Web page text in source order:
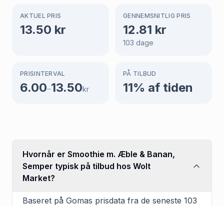
AKTUEL PRIS
13.50 kr
GENNEMSNITLIG PRIS
12.81 kr
103 dage
PRISINTERVAL
6.00–13.50kr
PÅ TILBUD
11% af tiden
Hvornår er Smoothie m. Æble & Banan,
Semper typisk på tilbud hos Wolt
Market?
Baseret på Gomas prisdata fra de seneste 103